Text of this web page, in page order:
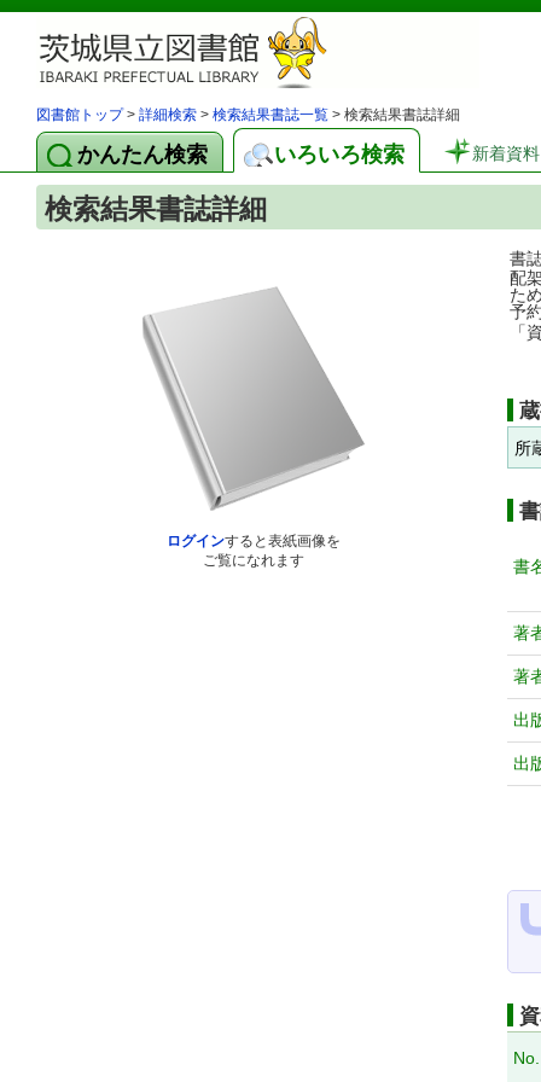
図書館トップ> 詳細検索 > 検索結果書誌一覧 > 検索結果書誌詳細
かんたん検索 いろいろ検索 新着資料
検索結果書誌詳細
ログインすると表紙画像を
ご覧になれます
書
配
た
予
「
所
書
著
著
出
出
No.